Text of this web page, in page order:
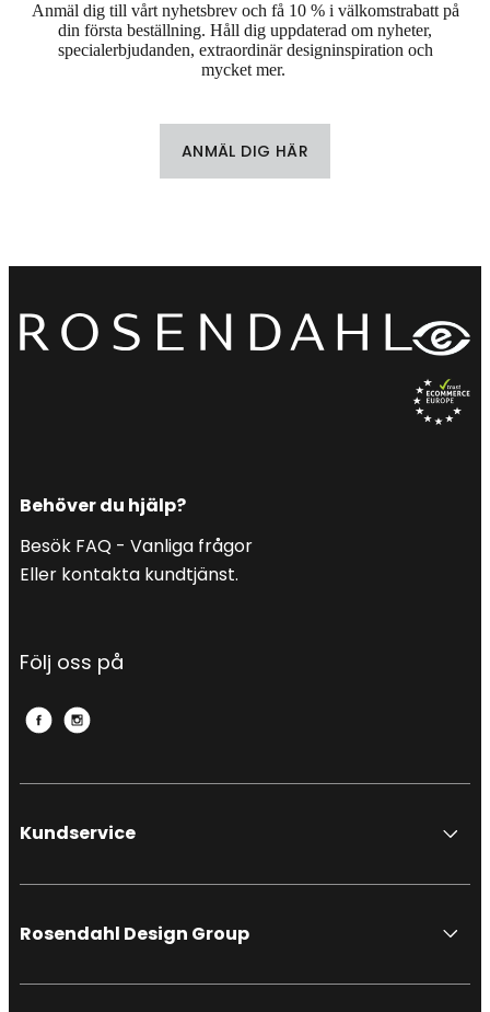
Anmäl dig till vårt nyhetsbrev och få 10 % i välkomstrabatt på
din första beställning. Håll dig uppdaterad om nyheter,
specialerbjudanden, extraordinär designinspiration och
mycket mer.
ANMÄL DIG HÄR
Behöver du hjälp?
Besök FAQ - Vanliga frågor
Eller kontakta kundtjänst.
Följ oss på
Kundservice
Rosendahl Design Group